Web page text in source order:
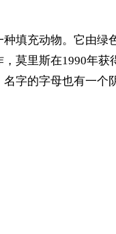
填充动物。它由
莫里斯在1990年
字的字母也有一